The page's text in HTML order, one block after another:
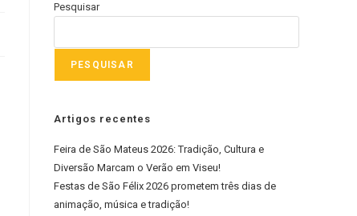
Pesquisar
PESQUISAR
Artigos recentes
Feira de São Mateus 2026: Tradição, Cultura e
Diversão Marcam o Verão em Viseu!
Festas de São Félix 2026 prometem três dias de
animação, música e tradição!